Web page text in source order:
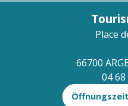
Place
66700
04 68